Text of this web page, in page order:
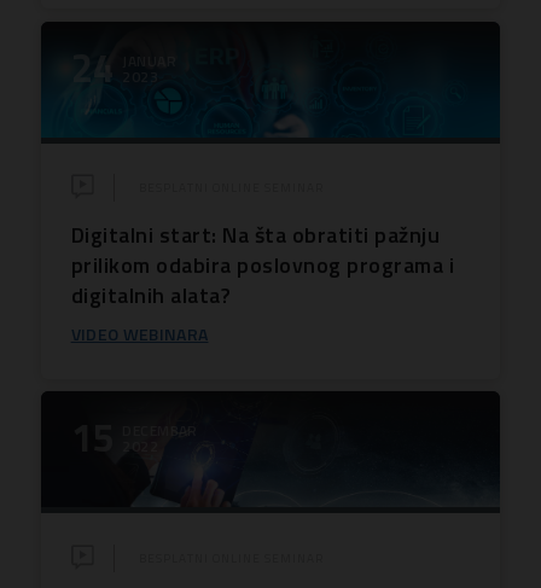
24
Digitalni start: Na šta obratiti pažnju
prilikom odabira poslovnog programa i
digitalnih alata?
VIDEO WEBINARA